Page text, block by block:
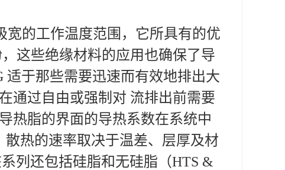
宽的工作温度范围，它所具有的优
这些绝缘材料的应用也确保了导
适于那些需要迅速而有效地排出大
通过自由或强制对 流排出前需要
热脂的界面的导热系数在系统中
热的速率取决于温差、层厚及材
列还包括硅脂和无硅脂（HTS &